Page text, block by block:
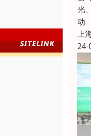
光
动
上
24-